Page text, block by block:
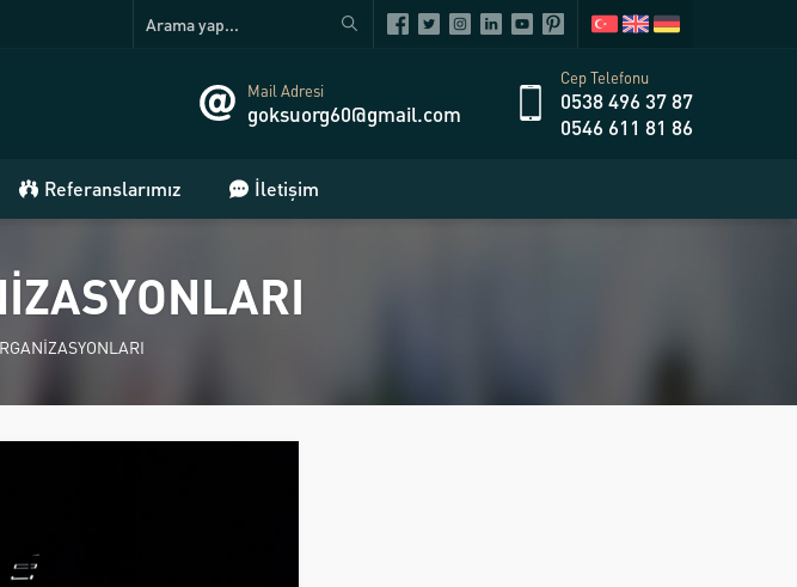
Mail Adresi
goksuorg60@gmail.com
Cep Telefonu
0538 496 37 87
0546 611 81 86
Referanslarımız İletişim